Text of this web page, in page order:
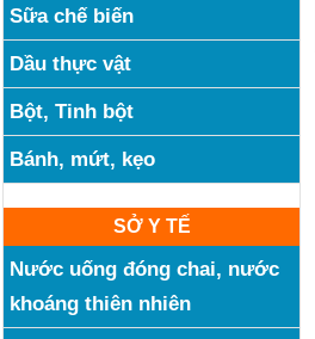
Sữa chế biến
Dầu thực vật
Bột, Tinh bột
Bánh, mứt, kẹo
SỞ Y TẾ
Nước uống đóng chai, nước
khoáng thiên nhiên